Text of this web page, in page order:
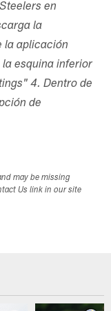
en
la
la aplicación
esquina inferior
4. Dentro de
de
may be missing
Us link in our site